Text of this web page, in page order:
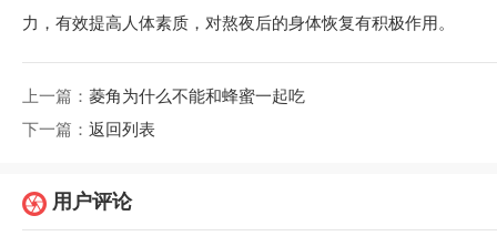
力，有效提高人体素质，对熬夜后的身体恢复有积极作用。
上一篇： 菱角为什么不能和蜂蜜一起吃
下一篇： 返回列表
用户评论